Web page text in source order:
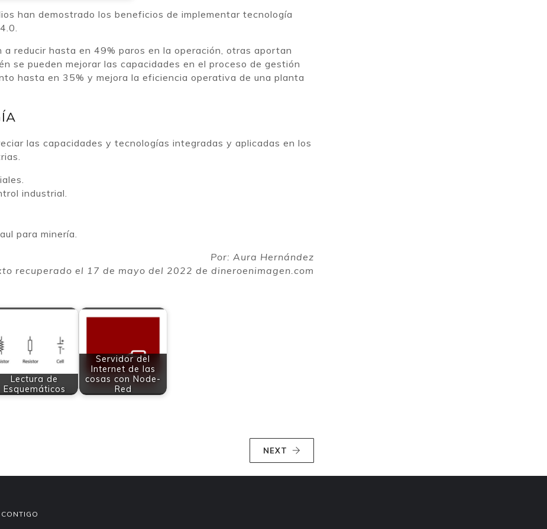
han demostrado los beneficios de implementar tecnología
a reducir hasta en 49% paros en la operación, otras aportan
se pueden mejorar las capacidades en el proceso de gestión
hasta en 35% y mejora la eficiencia operativa de una planta
las capacidades y tecnologías integradas y aplicadas en los
industrial.
para minería.
Por: Aura Hernández
recuperado el 17 de mayo del 2022 de dineroenimagen.com
Lectura de
Esquemáticos
Servidor del
Internet de las
cosas con Node-
Red
NEXT